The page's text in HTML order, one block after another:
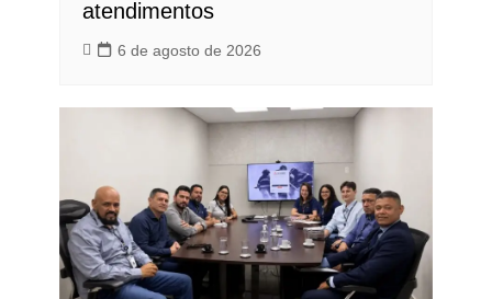
atendimentos
6 de agosto de 2026